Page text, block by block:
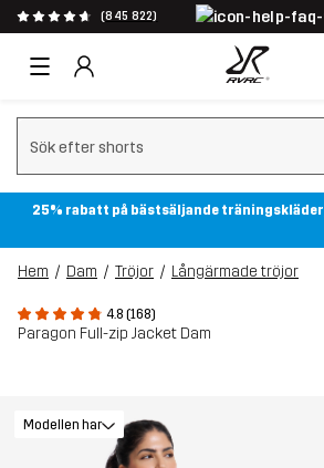
(845 822)
Rensa sök
25% rabatt på bästsäljande träningskläder
Hem Dam Tröjor Långärmade tröjor
4.8 (168)
Paragon Full-zip Jacket Dam
Modellen har